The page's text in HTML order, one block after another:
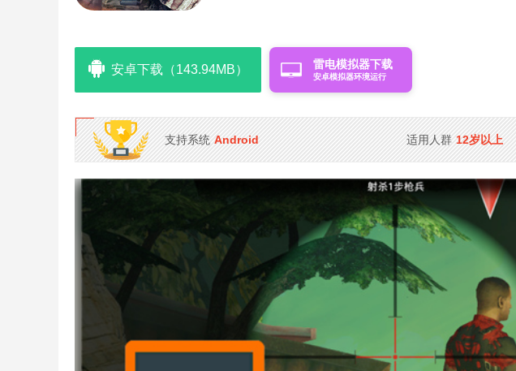
安卓下载（143.94MB） 雷电模拟器下载
安卓模拟器环境运行
支持系统 Android 适用人群 12岁以上